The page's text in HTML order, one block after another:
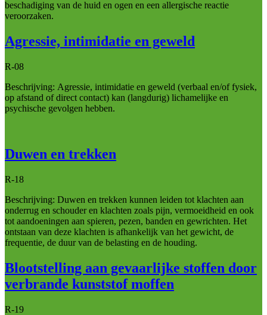
beschadiging van de huid en ogen en een allergische reactie
veroorzaken.
Agressie, intimidatie en geweld
R-08
Beschrijving: Agressie, intimidatie en geweld (verbaal en/of fysiek,
op afstand of direct contact) kan (langdurig) lichamelijke en
psychische gevolgen hebben.
Duwen en trekken
R-18
Beschrijving: Duwen en trekken kunnen leiden tot klachten aan
onderrug en schouder en klachten zoals pijn, vermoeidheid en ook
tot aandoeningen aan spieren, pezen, banden en gewrichten. Het
ontstaan van deze klachten is afhankelijk van het gewicht, de
frequentie, de duur van de belasting en de houding.
Blootstelling aan gevaarlijke stoffen door
verbrande kunststof moffen
R-19